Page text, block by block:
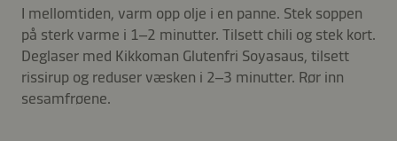
I mellomtiden, varm opp olje i en panne. Stek soppen
på sterk varme i 1–2 minutter. Tilsett chili og stek kort.
Deglaser med Kikkoman Glutenfri Soyasaus, tilsett
rissirup og reduser væsken i 2–3 minutter. Rør inn
sesamfrøene.